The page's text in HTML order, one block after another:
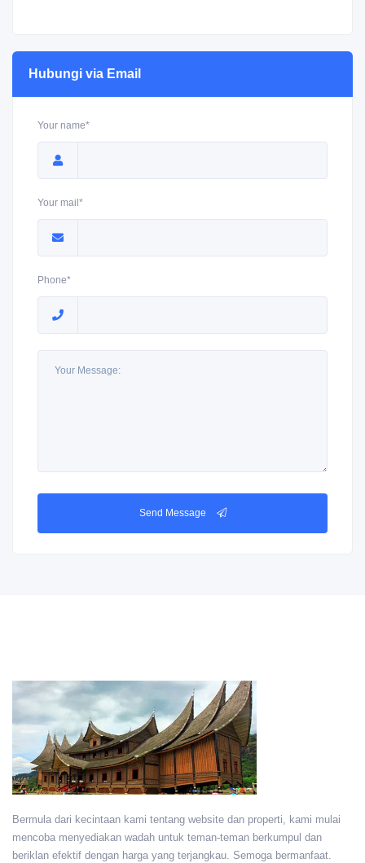
Hubungi via Email
Your name*
Your mail*
Phone*
Send Message
Bermula dari kecintaan kami tentang website dan properti, kami mulai
mencoba menyediakan wadah untuk teman-teman berkumpul dan
beriklan efektif dengan harga yang terjangkau. Semoga bermanfaat.